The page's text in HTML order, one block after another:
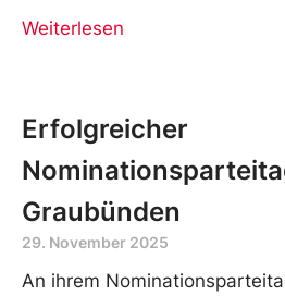
Weiterlesen
Erfolgreicher
Graubünden
29. November 2025
An ihrem